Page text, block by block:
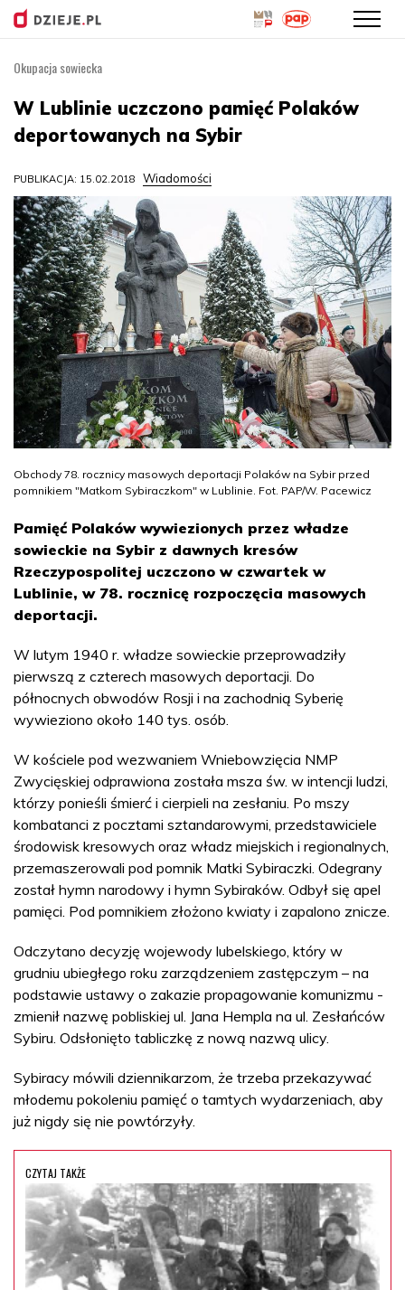
treści
Okupacja sowiecka
W Lublinie uczczono pamięć Polaków
deportowanych na Sybir
PUBLIKACJA: 15.02.2018 Wiadomości
Obchody 78. rocznicy masowych deportacji Polaków na Sybir przed
pomnikiem "Matkom Sybiraczkom" w Lublinie. Fot. PAP/W. Pacewicz
Pamięć Polaków wywiezionych przez władze
sowieckie na Sybir z dawnych kresów
Rzeczypospolitej uczczono w czwartek w
Lublinie, w 78. rocznicę rozpoczęcia masowych
deportacji.
W lutym 1940 r. władze sowieckie przeprowadziły
pierwszą z czterech masowych deportacji. Do
północnych obwodów Rosji i na zachodnią Syberię
wywieziono około 140 tys. osób.
W kościele pod wezwaniem Wniebowzięcia NMP
Zwycięskiej odprawiona została msza św. w intencji ludzi,
którzy ponieśli śmierć i cierpieli na zesłaniu. Po mszy
kombatanci z pocztami sztandarowymi, przedstawiciele
środowisk kresowych oraz władz miejskich i regionalnych,
przemaszerowali pod pomnik Matki Sybiraczki. Odegrany
został hymn narodowy i hymn Sybiraków. Odbył się apel
pamięci. Pod pomnikiem złożono kwiaty i zapalono znicze.
Odczytano decyzję wojewody lubelskiego, który w
grudniu ubiegłego roku zarządzeniem zastępczym – na
podstawie ustawy o zakazie propagowanie komunizmu -
zmienił nazwę pobliskiej ul. Jana Hempla na ul. Zesłańców
Sybiru. Odsłonięto tabliczkę z nową nazwą ulicy.
Sybiracy mówili dziennikarzom, że trzeba przekazywać
młodemu pokoleniu pamięć o tamtych wydarzeniach, aby
już nigdy się nie powtórzyły.
CZYTAJ TAKŻE